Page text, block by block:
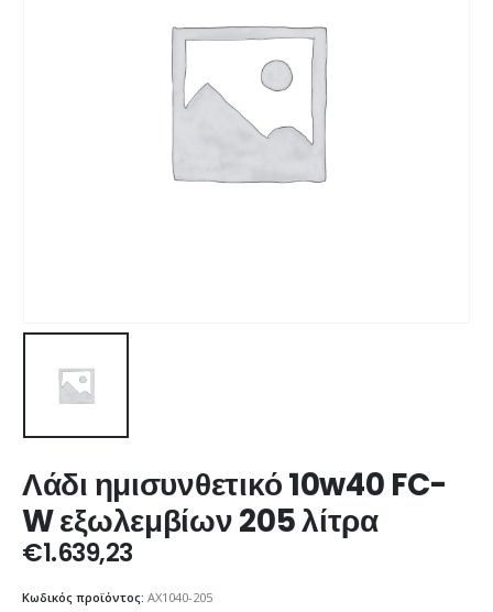
Λάδι ημισυνθετικό 10w40 FC-
W εξωλεμβίων 205 λίτρα
€1.639,23
Κωδικός προϊόντος: AX1040-205